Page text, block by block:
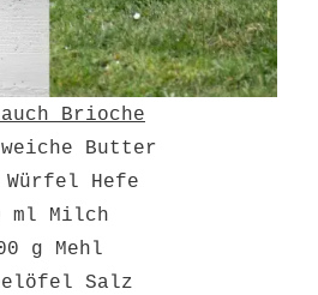
Brioche
Butter
Hefe
ml Milch
g Mehl
Salz